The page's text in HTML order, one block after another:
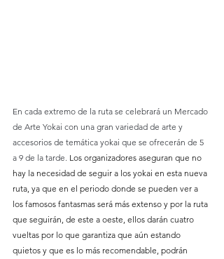
En cada extremo de la ruta se celebrará un Mercado
de Arte Yokai con una gran variedad de arte y
accesorios de temática yokai que se ofrecerán de 5
a 9 de la tarde. Los organizadores aseguran que no
hay la necesidad de seguir a los yokai en esta nueva
ruta, ya que en el periodo donde se pueden ver a
los famosos fantasmas será más extenso y por la ruta
que seguirán, de este a oeste, ellos darán cuatro
vueltas por lo que garantiza que aún estando
quietos y que es lo más recomendable, podrán